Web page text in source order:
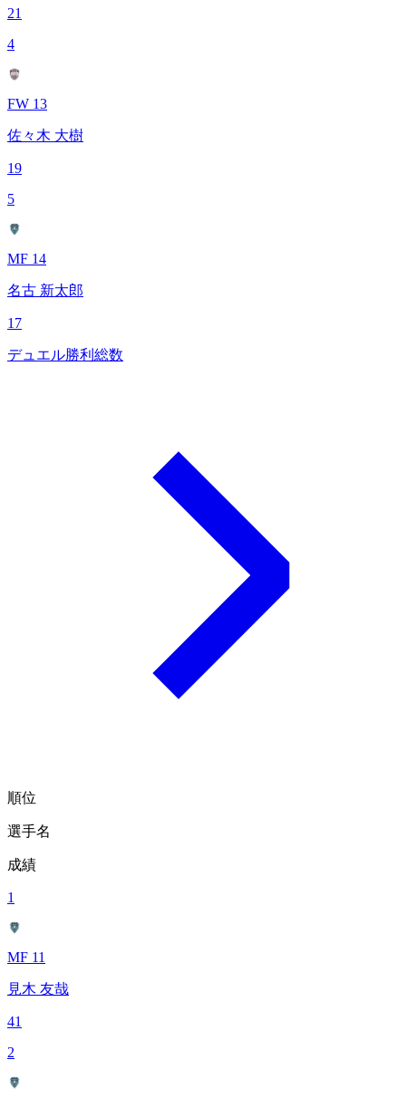
21
4
FW 13
佐々木 大樹
19
5
MF 14
名古 新太郎
17
デュエル勝利総数
順位
選手名
成績
1
MF 11
見木 友哉
41
2